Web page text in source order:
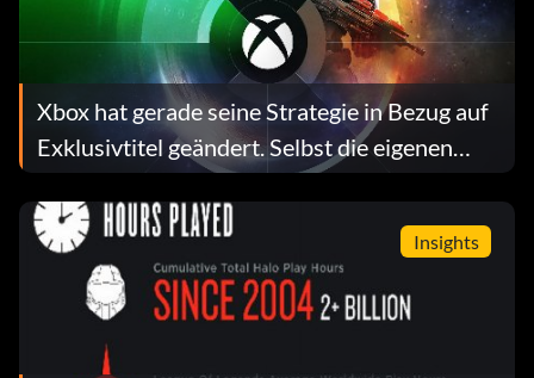
Xbox hat gerade seine Strategie in Bezug auf
Exklusivtitel geändert. Selbst die eigenen
Führungskräfte tun sich schwer, die Gründe
dafür zu erklären.
Insights